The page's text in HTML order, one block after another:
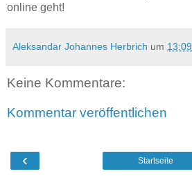
online geht!
Aleksandar Johannes Herbrich um 13:09
Keine Kommentare:
Kommentar veröffentlichen
‹ Startseite